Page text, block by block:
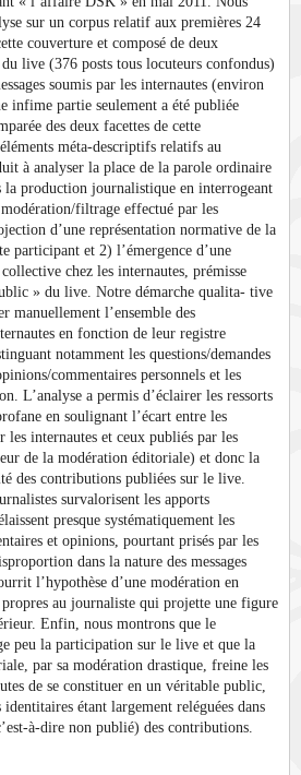
sur un corpus relatif aux premières 24
couverture et composé de deux
live (376 posts tous locuteurs confondus)
soumis par les internautes (environ
infime partie seulement a été publiée
des deux facettes de cette
méta-descriptifs relatifs au
à analyser la place de la parole ordinaire
la production journalistique en interrogeant
filtrage effectué par les
d’une représentation normative de la
participant et 2) l’émergence d’une
chez les internautes, prémisse
» du live. Notre démarche qualita- tive
manuellement l’ensemble des
en fonction de leur registre
notamment les questions/demandes
commentaires personnels et les
L’analyse a permis d’éclairer les ressorts
en soulignant l’écart entre les
les internautes et ceux publiés par les
de la modération éditoriale) et donc la
des contributions publiées sur le live.
survalorisent les apports
presque systématiquement les
et opinions, pourtant prisés par les
dans la nature des messages
l’hypothèse d’une modération en
au journaliste qui projette une figure
Enfin, nous montrons que le
peu la participation sur le live et que la
par sa modération drastique, freine les
de se constituer en un véritable public,
étant largement reléguées dans
à-dire non publié) des contributions.